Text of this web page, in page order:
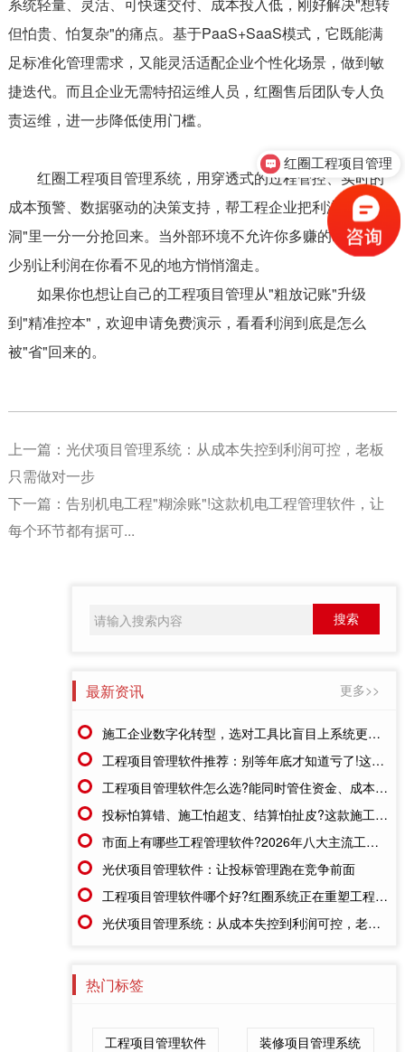
但怕贵、怕复杂"的痛点。基于PaaS+SaaS模式，它既能满
足标准化管理需求，又能灵活适配企业个性化场景，做到敏
捷迭代。而且企业无需特招运维人员，红圈售后团队专人负
责运维，进一步降低使用门槛。
红圈工程项目管理系统，用穿透式的过程管控、实时的
成本预警、数据驱动的决策支持，帮工程企业把利润从"黑
洞"里一分一分抢回来。当外部环境不允许你多赚的时候，至
少别让利润在你看不见的地方悄悄溜走。
如果你也想让自己的工程项目管理从"粗放记账"升级
到"精准控本"，欢迎申请免费演示，看看利润到底是怎么
被"省"回来的。
上一篇： 光伏项目管理系统：从成本失控到利润可控，老板
只需做对一步
下一篇： 告别机电工程"糊涂账"!这款机电工程管理软件，让
每个环节都有据可...
最新资讯 更多>>
施工企业数字化转型，选对工具比盲目上系统更重要
工程项目管理软件推荐：别等年底才知道亏了!这套系统让每一分钱都有迹可循
工程项目管理软件怎么选?能同时管住资金、成本、进度的才靠谱
投标怕算错、施工怕超支、结算怕扯皮?这款施工成本管理系统一招全解决
市面上有哪些工程管理软件?2026年八大主流工具深度盘点
光伏项目管理软件：让投标管理跑在竞争前面
工程项目管理软件哪个好?红圈系统正在重塑工程企业的"数字大脑"
光伏项目管理系统：从成本失控到利润可控，老板只需做对一步
热门标签
工程项目管理软件 装修项目管理系统
红圈工程项目管理